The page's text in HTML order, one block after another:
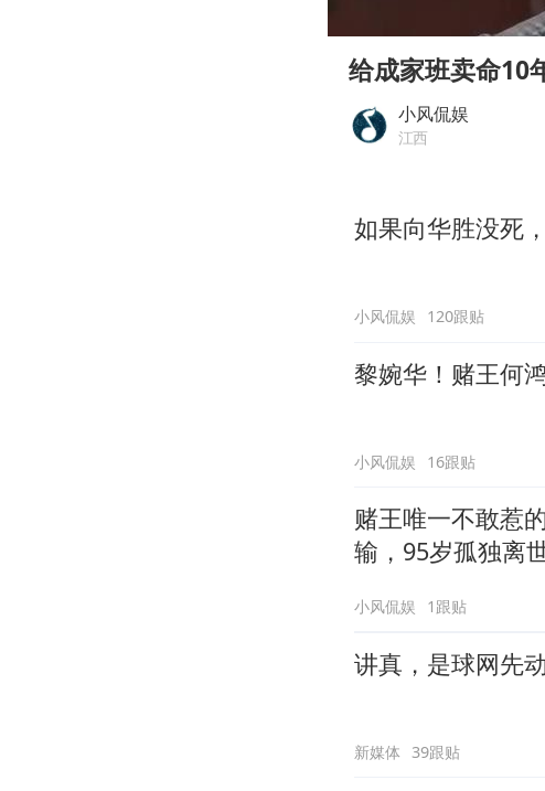
多
女
关
给成家班卖命10
小风侃娱
江西
如果向华胜没死
小风侃娱 120跟贴
黎婉华！赌王何
小风侃娱 16跟贴
赌王唯一不敢惹
输，95岁孤独离
小风侃娱 1跟贴
讲真，是球网先
新媒体 39跟贴